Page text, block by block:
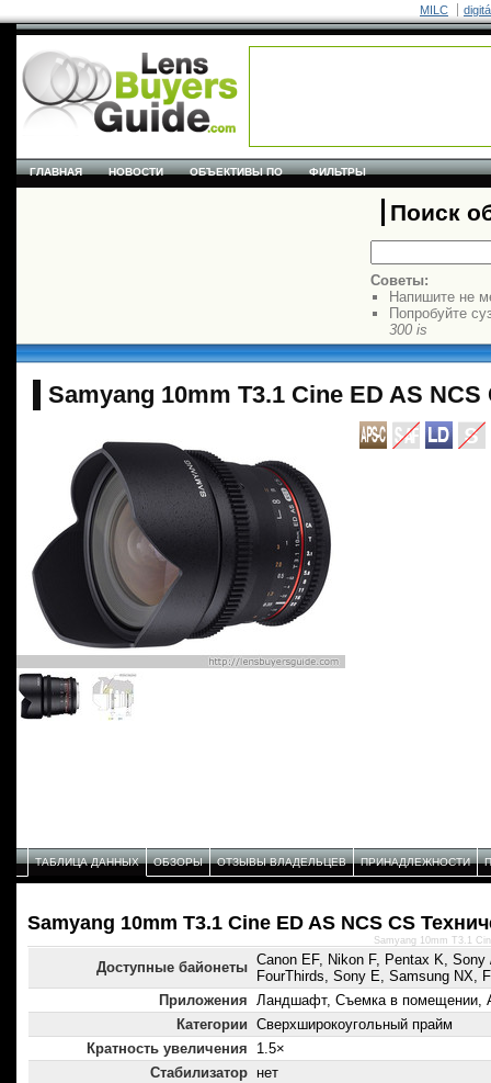
MILC
ГЛАВНАЯ НОВОСТИ ОБЪЕКТИВЫ ПО ФИЛЬТРЫ
Поиск
Советы:
Напишите не
Попробуйте
300 is
Samyang 10mm T3.1 Cine ED AS NCS
ТАБЛИЦА ДАННЫХ ОБЗОРЫ ОТЗЫВЫ ВЛАДЕЛЬЦЕВ ПРИНАДЛЕЖНОСТИ
Samyang 10mm T3.1 Cine ED AS NCS CS
Доступные байонеты Canon EF, Nikon F, Pentax K,
FourThirds, Sony E, Samsung NX,
Приложения Ландшафт, Съемка в помещении,
Категории Сверхширокоугольный прайм
Кратность увеличения
1.5×
Стабилизатор нет
Samyang 10mm T3.1